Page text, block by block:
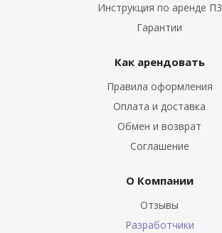
Инструкция по аренде П3
Гарантии
Как арендовать
Правила оформления
Оплата и доставка
Обмен и возврат
Соглашение
О Компании
Отзывы
Разработчики